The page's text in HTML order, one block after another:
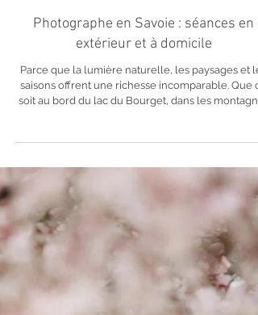
Camiille Dar
Photographe en Savoie : séances en
saisons offrent une richesse incomparable. Que ce
soit au bord du lac du Bourget, dans les
autour de Chambéry ou dans les coins plus
sauvages de Savoie, chaque séance devient